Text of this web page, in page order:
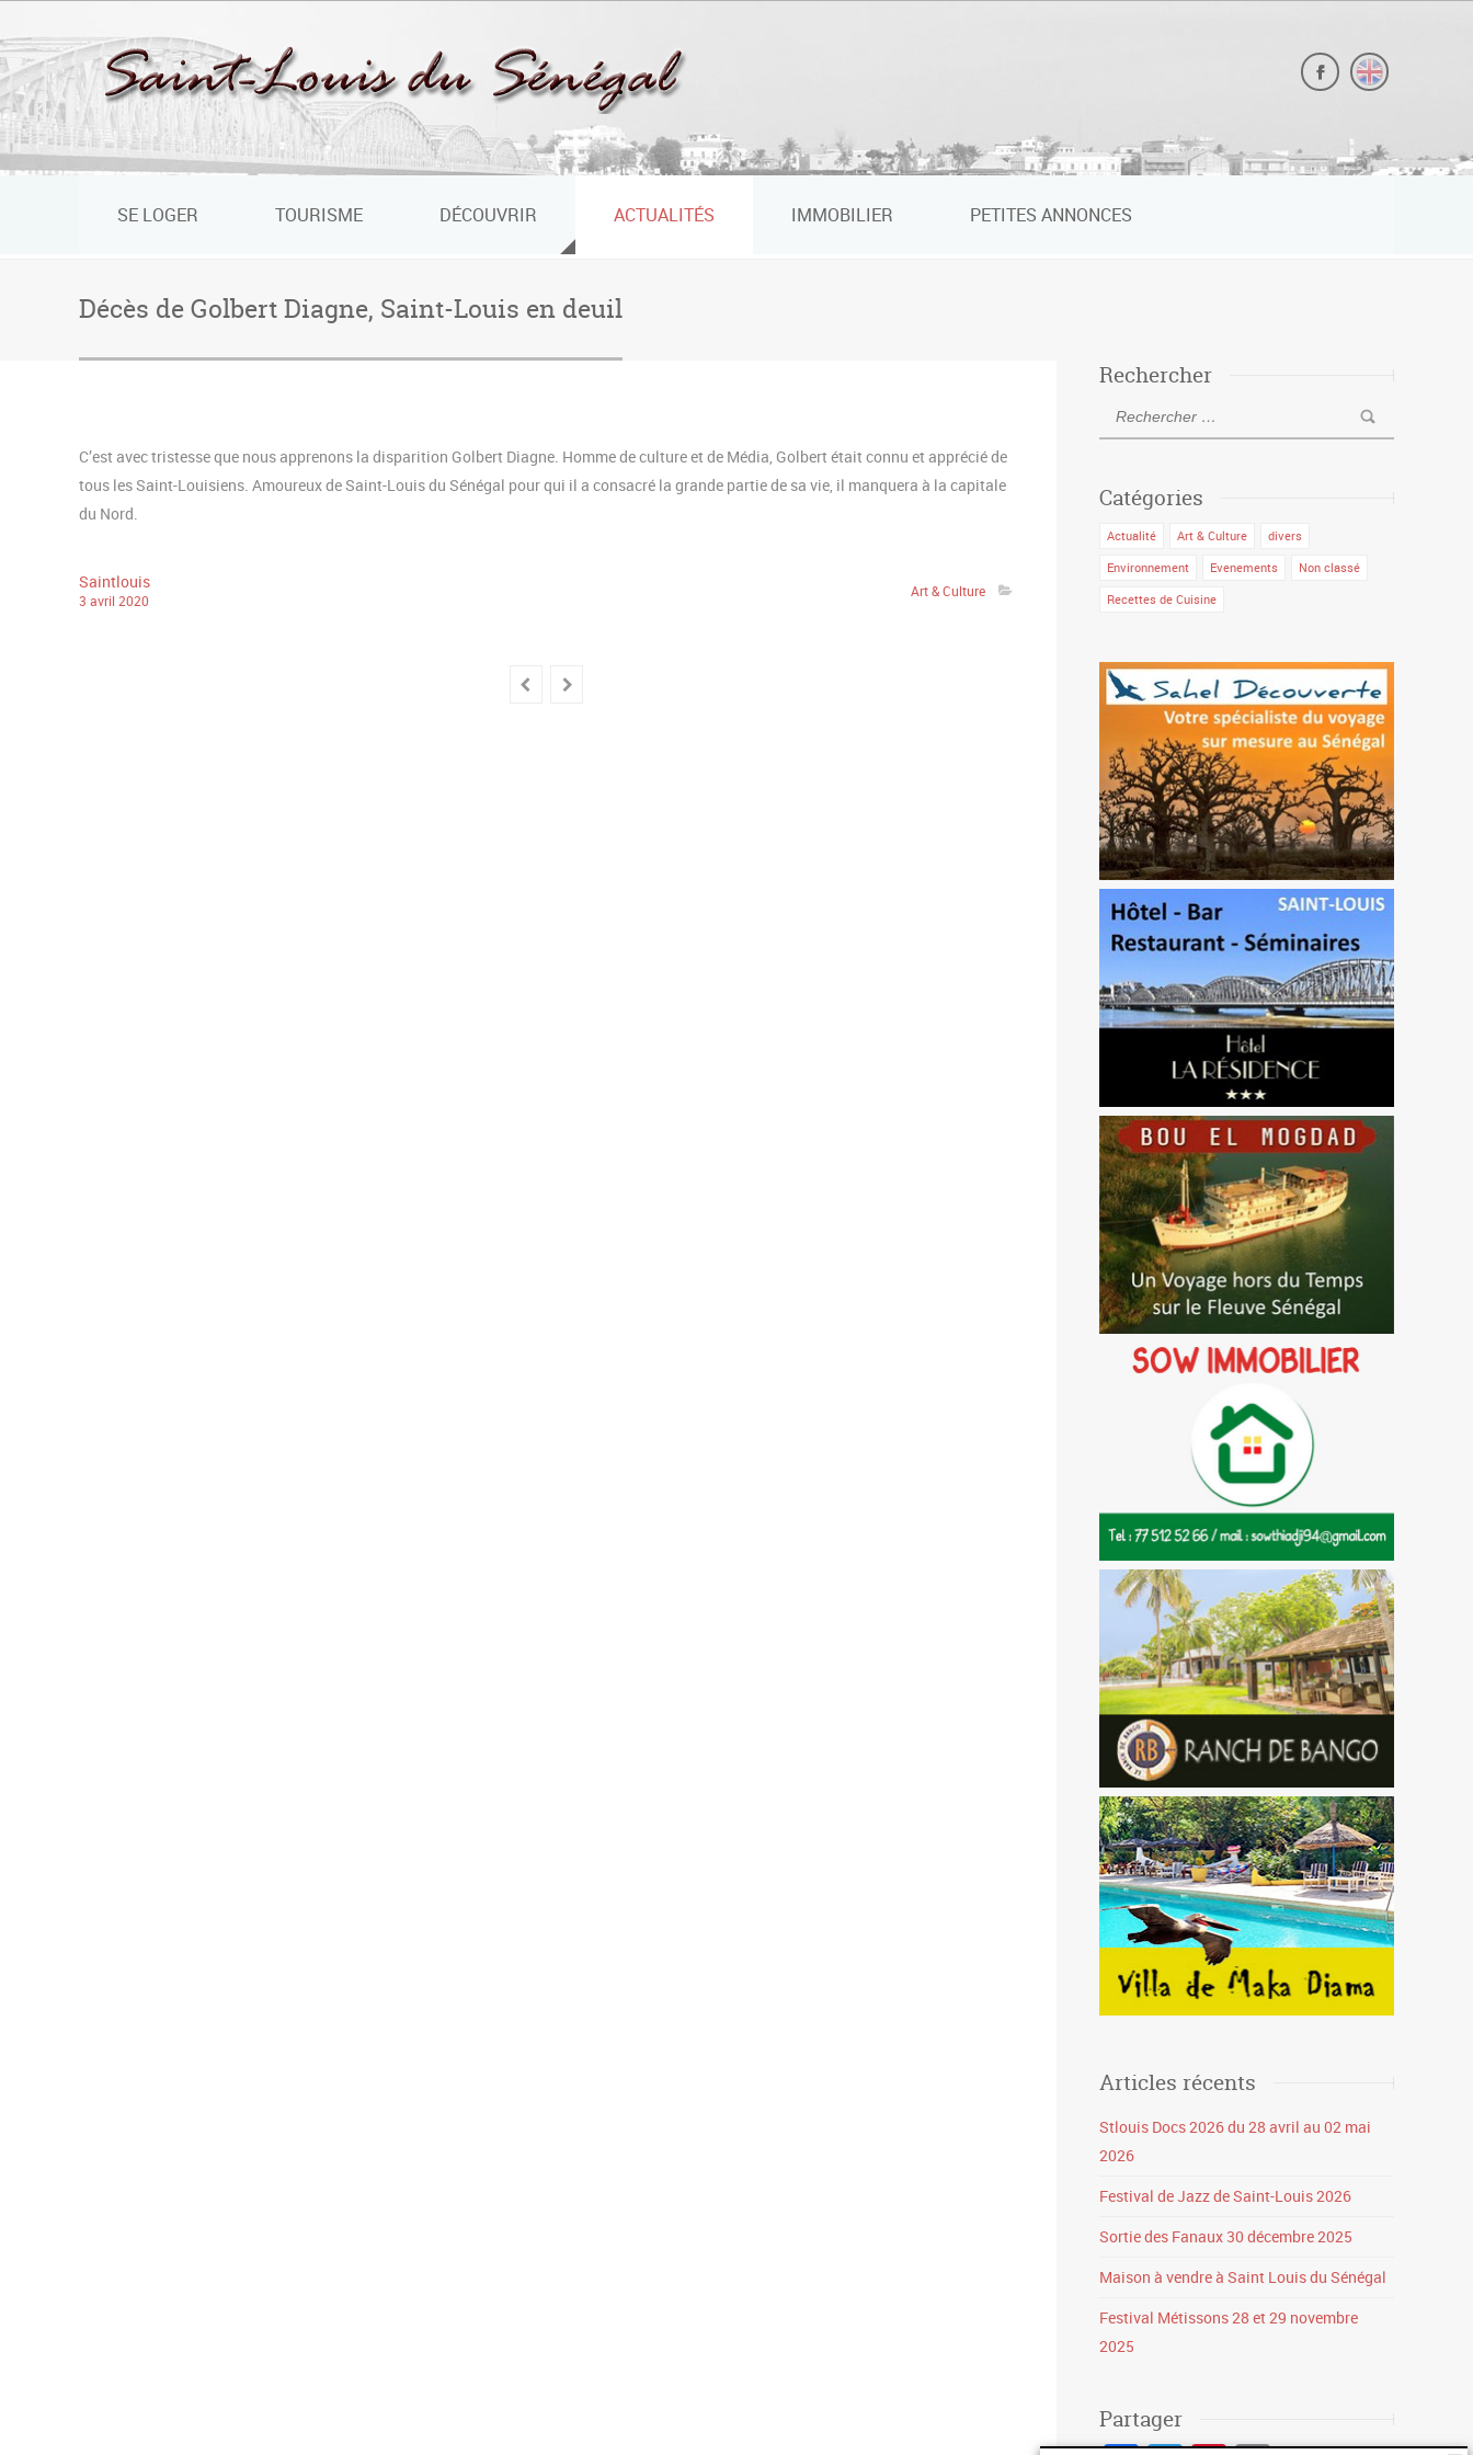
SE LOGER TOURISME DÉCOUVRIR ACTUALITÉS IMMOBILIER PETITES ANNONCES
Décès de Golbert Diagne, Saint-Louis en deuil
C’est avec tristesse que nous apprenons la disparition Golbert Diagne. Homme de culture et de Média, Golbert était connu et apprécié de
tous les Saint-Louisiens. Amoureux de Saint-Louis du Sénégal pour qui il a consacré la grande partie de sa vie, il manquera à la capitale
du Nord.
Saintlouis
3 avril 2020
Art & Culture
Rechercher
Catégories
Actualité Art & Culture
divers
Environnement
Evenements
Non classé
Recettes de Cuisine
Articles récents
Stlouis Docs 2026 du 28 avril au 02 mai
2026
Festival de Jazz de Saint-Louis 2026
Sortie des Fanaux 30 décembre 2025
Maison à vendre à Saint Louis du Sénégal
Festival Métissons 28 et 29 novembre
2025
Partager